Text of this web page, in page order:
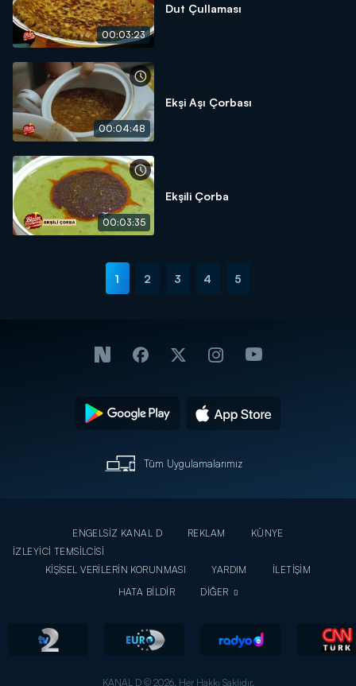
00:03:23
Dut Çullaması
00:04:48
Ekşi Aşı Çorbası
00:03:35
Ekşili Çorba
1 2 3 4 5
Tüm Uygulamalarımız
ENGELSİZ KANAL D REKLAM
KÜNYE
İZLEYİCİ TEMSİLCİSİ
KİŞİSEL VERİLERİN KORUNMASI
YARDIM
İLETİŞİM
HATA BİLDİR
DİĞER
KANAL D © 2026. Her Hakkı Saklıdır.